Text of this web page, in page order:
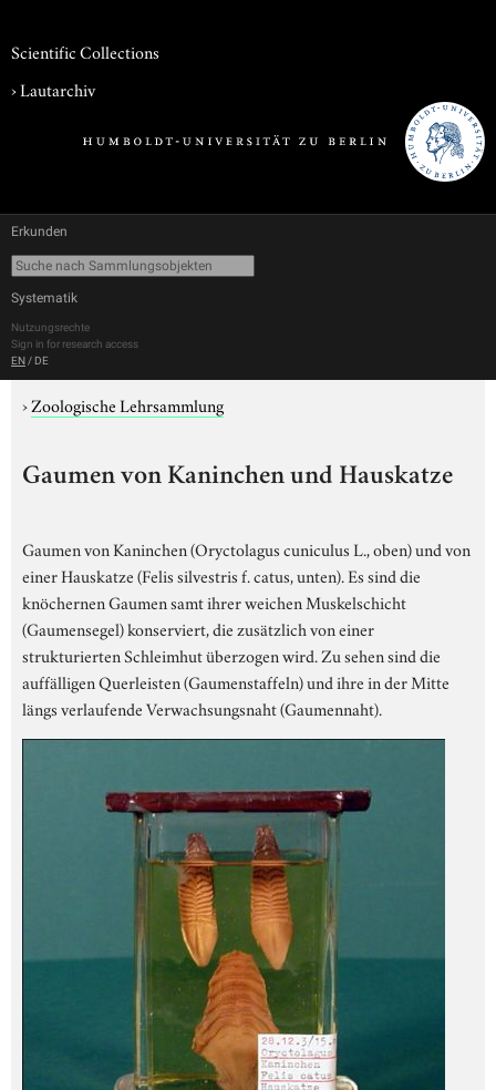
Scientific Collections
›Lautarchiv
Erkunden
Systematik
Nutzungsrechte
Sign in for research access
EN / DE
›Zoologische Lehrsammlung
Gaumen von Kaninchen und Hauskatze
Gaumen von Kaninchen (Oryctolagus cuniculus L., oben) und von
einer Hauskatze (Felis silvestris f. catus, unten). Es sind die
knöchernen Gaumen samt ihrer weichen Muskelschicht
(Gaumensegel) konserviert, die zusätzlich von einer
strukturierten Schleimhut überzogen wird. Zu sehen sind die
auffälligen Querleisten (Gaumenstaffeln) und ihre in der Mitte
längs verlaufende Verwachsungsnaht (Gaumennaht).